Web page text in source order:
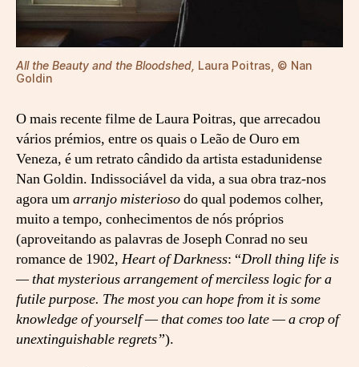
e
d
e
n
a
e
r
d
a
e
s
p
All the Beauty and the Bloodshed, Laura Poitras, © Nan
Goldin
O mais recente filme de Laura Poitras, que arrecadou
vários prémios, entre os quais o Leão de Ouro em
Veneza, é um retrato cândido da artista estadunidense
Nan Goldin. Indissociável da vida, a sua obra traz-nos
agora umarranjo misteriosodo qual podemos colher,
muito a tempo, conhecimentos de nós próprios
(aproveitando as palavras de Joseph Conrad no seu
romance de 1902, Heart of Darkness: “Droll thing life is
— that mysterious arrangement of merciless logic for a
futile purpose. The most you can hope from it is some
knowledge of yourself — that comes too late — a crop of
unextinguishable regrets”).